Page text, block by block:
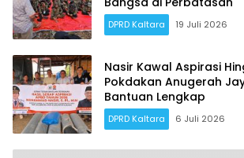
DPRD Kaltara 19 Juli 2026
Nasir Kawal Aspirasi
Pokdakan Anugerah
Bantuan Lengkap
DPRD Kaltara 6 Juli 2026